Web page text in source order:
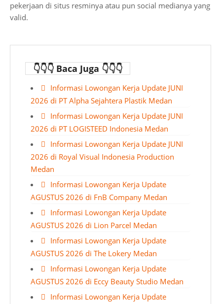
pekerjaan di situs resminya atau pun social medianya yang
valid.
👇👇👇 Baca Juga 👇👇👇
Informasi Lowongan Kerja Update JUNI
2026 di PT Alpha Sejahtera Plastik Medan
Informasi Lowongan Kerja Update JUNI
2026 di PT LOGISTEED Indonesia Medan
Informasi Lowongan Kerja Update JUNI
2026 di Royal Visual Indonesia Production
Medan
Informasi Lowongan Kerja Update
AGUSTUS 2026 di FnB Company Medan
Informasi Lowongan Kerja Update
AGUSTUS 2026 di Lion Parcel Medan
Informasi Lowongan Kerja Update
AGUSTUS 2026 di The Lokery Medan
Informasi Lowongan Kerja Update
AGUSTUS 2026 di Eccy Beauty Studio Medan
Informasi Lowongan Kerja Update